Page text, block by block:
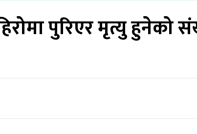
पुरिएर मृत्यु हुनेको